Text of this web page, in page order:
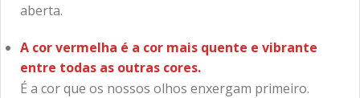
aberta.
A cor vermelha é a cor mais quente e vibrante
entre todas as outras cores.
É a cor que os nossos olhos enxergam primeiro.